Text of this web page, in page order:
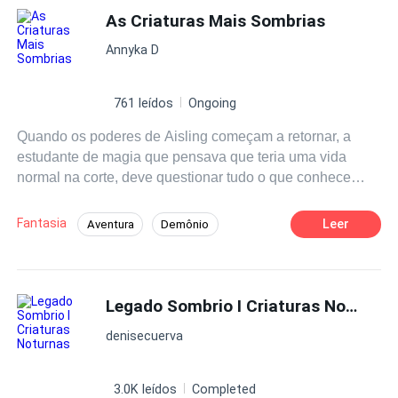
Primer Amor As Criaturas Mais Sombrias
Annyka D
761 leídos Ongoing
Quando os poderes de Aisling começam a retornar, a
estudante de magia que pensava que teria uma vida
normal na corte, deve questionar tudo o que conhece
embarcar em uma aventura perigosa para sobreviver, ela
acaba em um lugar sombrio cercado de lendas onde
vida, sua liberdade e inesperadamente por amor.
Fantasia Aventura Demônio Leer
Legado Sombrio I Criaturas Noturnas
denisecuerva
3.0K leídos Completed